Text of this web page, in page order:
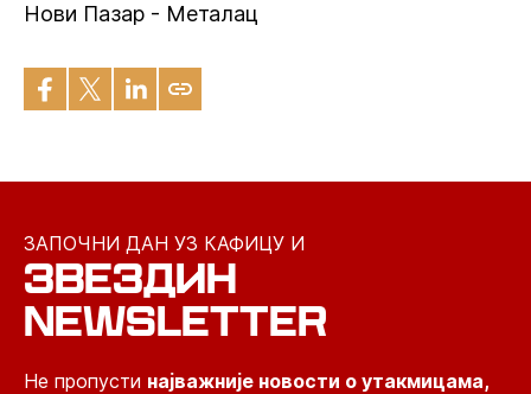
Нови Пазар - Металац
ЗАПОЧНИ ДАН УЗ КАФИЦУ И
ЗВЕЗДИН
NEWSLETTER
Не пропусти најважније новости о утакмицама,